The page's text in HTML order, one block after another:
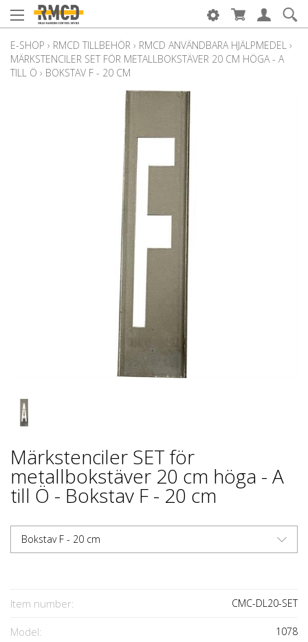
E-SHOP › RMCD TILLBEHÖR › RMCD ANVÄNDBARA HJÄLPMEDEL ›
MÄRKSTENCILER SET FÖR METALLBOKSTÄVER 20 CM HÖGA - A
TILL Ö › BOKSTAV F - 20 CM
Märkstenciler SET för
metallbokstäver 20 cm höga - A
till Ö - Bokstav F - 20 cm
Bokstav F - 20 cm
Item number: CMC-DL20-SET
Model: 1078